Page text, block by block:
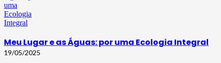
Meu Lugar e as Águas: por uma Ecologia Integral
19/05/2025